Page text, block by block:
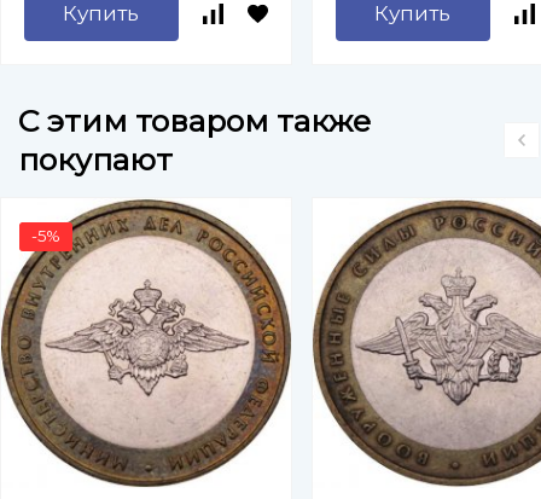
Купить
Комсомольск-на-
Амуре,
Купить
C этим товаром также
покупают
-5%